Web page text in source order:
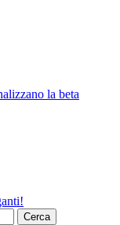
la beta